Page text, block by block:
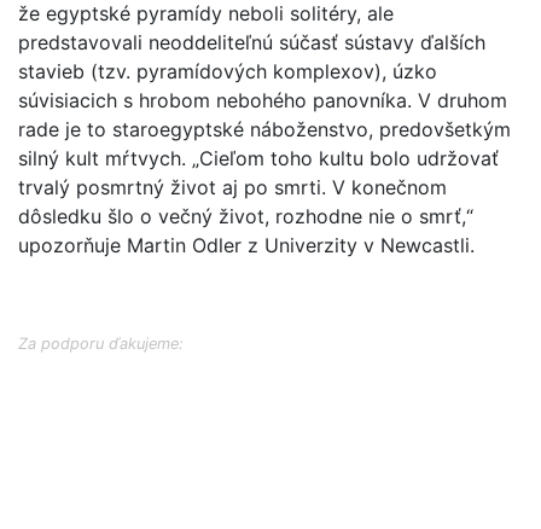
že egyptské pyramídy neboli solitéry, ale
predstavovali neoddeliteľnú súčasť sústavy ďalších
stavieb (tzv. pyramídových komplexov), úzko
súvisiacich s hrobom nebohého panovníka. V druhom
rade je to staroegyptské náboženstvo, predovšetkým
silný kult mŕtvych. „Cieľom toho kultu bolo udržovať
trvalý posmrtný život aj po smrti. V konečnom
dôsledku šlo o večný život, rozhodne nie o smrť,“
upozorňuje Martin Odler z Univerzity v Newcastli.
Za podporu ďakujeme: